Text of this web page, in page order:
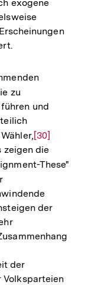
exogene
zu
und
Zur
Auflösung
der
[30]
zeigen die
These"
der
der